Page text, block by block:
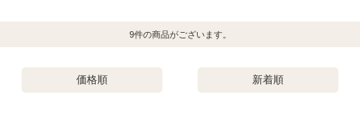
9件の商品がございます。
価格順 新着順